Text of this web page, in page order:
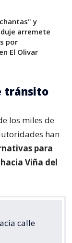
y
arremete
por
El Olivar
tránsito
los miles de
han
para
Viña del
calle